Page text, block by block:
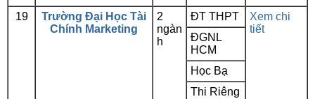
19
Trường Đại Học Tài
Chính Marketing
2
ngàn
h
ĐT THPT
Xem chi
tiết
ĐGNL
HCM
Học Bạ
Thi Riêng